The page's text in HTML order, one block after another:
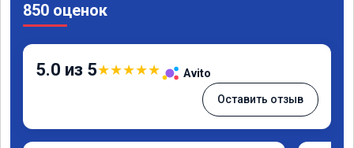
850 оценок
5.0 из 5★★★★★ Avito
Оставить отзыв